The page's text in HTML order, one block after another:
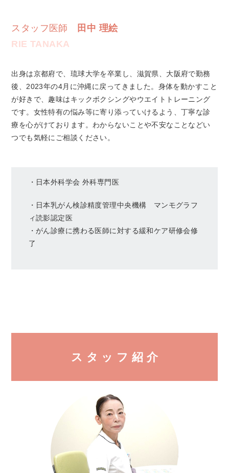
スタッフ医師 田中 理絵
RIE TANAKA
出身は京都府で、琉球大学を卒業し、滋賀県、大阪府で勤務
後、2023年の4月に沖縄に戻ってきました。身体を動かすこと
が好きで、趣味はキックボクシングやウエイトトレーニング
です。女性特有の悩み等に寄り添っていけるよう、丁寧な診
療を心がけております。わからないことや不安なことなどい
つでも気軽にご相談ください。
・日本外科学会 外科専門医
・日本乳がん検診精度管理中央機構 マンモグラフ
ィ読影認定医
・がん診療に携わる医師に対する緩和ケア研修会修
了
ス タ ッ フ 紹 介